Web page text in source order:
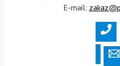
E-mail: